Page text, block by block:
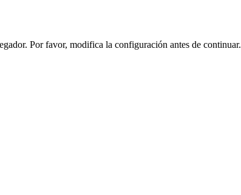
Por favor, modifica la configuración antes de continuar.